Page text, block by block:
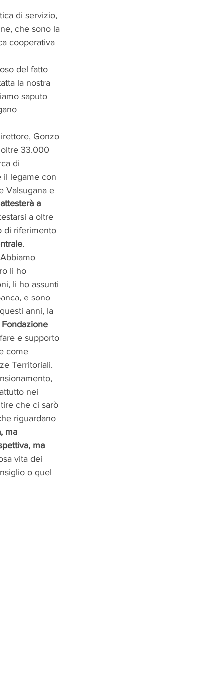
di servizio,
che sono la
cooperativa
del fatto
la nostra
saputo
Gonzo
33.000
di
il legame con
Valsugana e
a
a oltre
di riferimento
.
li ho
li ho assunti
e sono
anni, la
Fondazione
e supporto
come
Territoriali.
nei
che ci sarò
riguardano
ma
ma
vita dei
o quel